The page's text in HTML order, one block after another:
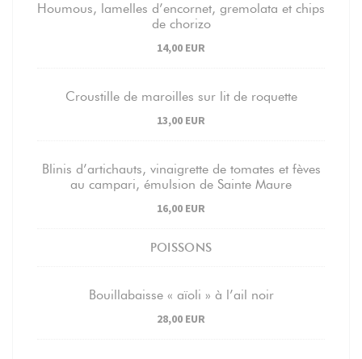
Houmous, lamelles d’encornet, gremolata et chips
de chorizo
14,00 EUR
Croustille de maroilles sur lit de roquette
13,00 EUR
Blinis d’artichauts, vinaigrette de tomates et fèves
au campari, émulsion de Sainte Maure
16,00 EUR
POISSONS
Bouillabaisse « aïoli » à l’ail noir
28,00 EUR